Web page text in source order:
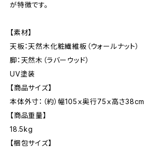
が特徴です。
【素材】
天板：天然木化粧繊維板（ウォールナット）
脚：天然木（ラバーウッド）
UV塗装
【商品サイズ】
本体外寸：（約）幅105ｘ奥行75ｘ高さ38cm
【商品重量】
18.5kg
【梱包サイズ】